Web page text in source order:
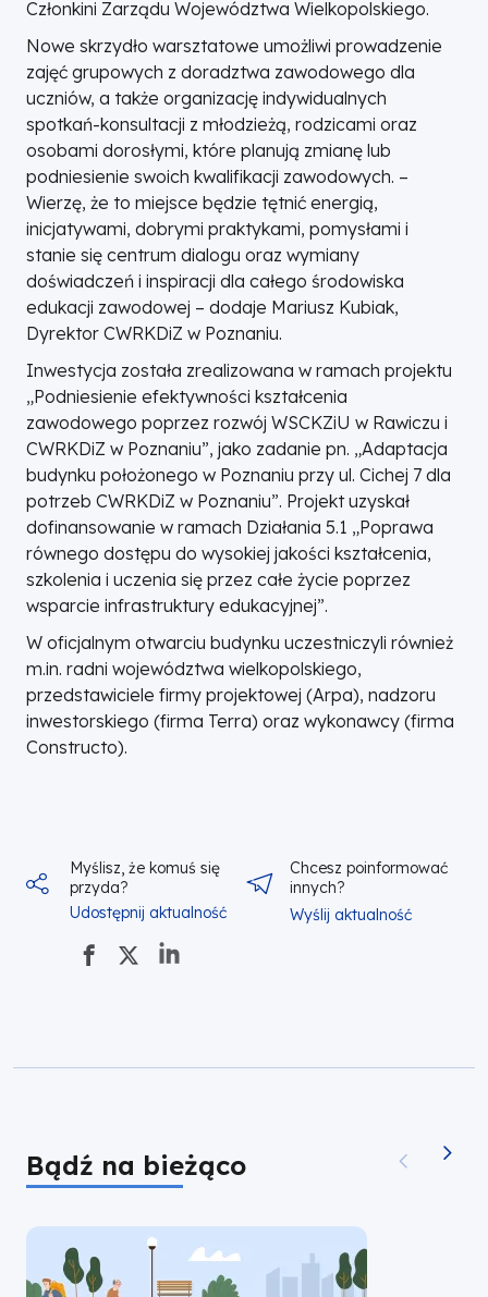
Członkini Zarządu Województwa Wielkopolskiego.
Nowe skrzydło warsztatowe umożliwi prowadzenie
zajęć grupowych z doradztwa zawodowego dla
uczniów, a także organizację indywidualnych
spotkań-konsultacji z młodzieżą, rodzicami oraz
osobami dorosłymi, które planują zmianę lub
podniesienie swoich kwalifikacji zawodowych. –
Wierzę, że to miejsce będzie tętnić energią,
inicjatywami, dobrymi praktykami, pomysłami i
stanie się centrum dialogu oraz wymiany
doświadczeń i inspiracji dla całego środowiska
edukacji zawodowej – dodaje Mariusz Kubiak,
Dyrektor CWRKDiZ w Poznaniu.
Inwestycja została zrealizowana w ramach projektu
„Podniesienie efektywności kształcenia
zawodowego poprzez rozwój WSCKZiU w Rawiczu i
CWRKDiZ w Poznaniu”, jako zadanie pn. „Adaptacja
budynku położonego w Poznaniu przy ul. Cichej 7 dla
potrzeb CWRKDiZ w Poznaniu”. Projekt uzyskał
dofinansowanie w ramach Działania 5.1 „Poprawa
równego dostępu do wysokiej jakości kształcenia,
szkolenia i uczenia się przez całe życie poprzez
wsparcie infrastruktury edukacyjnej”.
W oficjalnym otwarciu budynku uczestniczyli również
m.in. radni województwa wielkopolskiego,
przedstawiciele firmy projektowej (Arpa), nadzoru
inwestorskiego (firma Terra) oraz wykonawcy (firma
Constructo).
Myślisz, że komuś się
przyda?
Udostępnij aktualność
Chcesz poinformować
innych?
Wyślij aktualność
Bądź na bieżąco